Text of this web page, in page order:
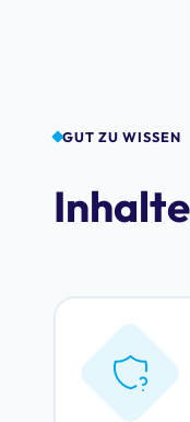
GUT ZU WISSEN